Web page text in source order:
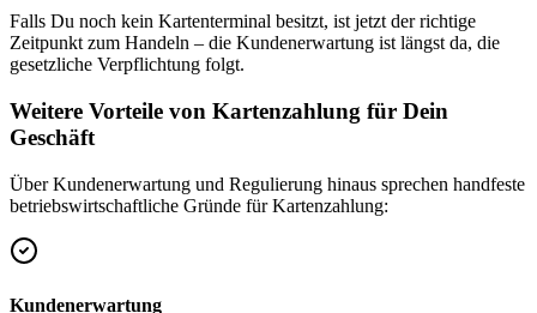
Falls Du noch kein Kartenterminal besitzt, ist jetzt der richtige
Zeitpunkt zum Handeln – die Kundenerwartung ist längst da, die
gesetzliche Verpflichtung folgt.
Weitere Vorteile von Kartenzahlung für Dein
Geschäft
Über Kundenerwartung und Regulierung hinaus sprechen handfeste
betriebswirtschaftliche Gründe für Kartenzahlung:
Kundenerwartung